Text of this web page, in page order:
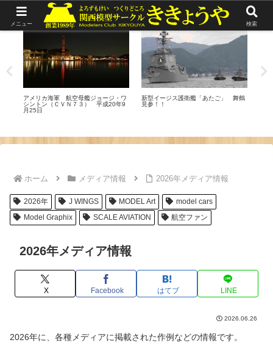
リポート
アメリカ海軍 航空母艦ジョージ・ワ
シントン（ＣＶＮ７３） 平成20年9
月25日
リポート
新型イージス護衛艦「あたご」 舞鶴
見参！！
ホーム メディア情報 2026年メディア情報
2026年 J WINGS MODEL Art
model cars
Model Graphix
SCALE AVIATION 航空ファン
2026年メディア情報
X Facebook はてブ LINE
2026.06.26
2026年に、各種メディアに掲載された作例などの情報です。
メニュー 検索